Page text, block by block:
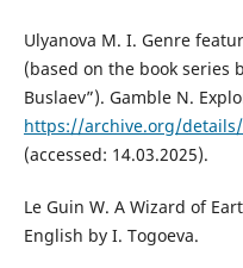
Ulyanova M. I. Genre
(based on the book series
Buslaev”). Gamble N.
https://archive.org/
(accessed: 14.03.2025).
Le Guin W. A Wizard of
English by I. Togoeva.